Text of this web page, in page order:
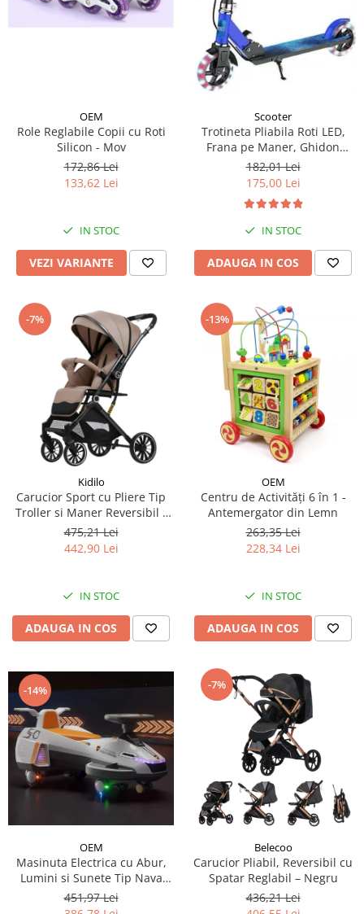
OEM
Role Reglabile Copii cu Roti
Silicon - Mov
172,86 Lei
133,62 Lei
IN STOC
VEZI VARIANTE
Scooter
Trotineta Pliabila Roti LED,
Frana pe Maner, Ghidon
Reglabil - Albastru
182,01 Lei
175,00 Lei
IN STOC
ADAUGA IN COS
-7%
Kidilo
Carucior Sport cu Pliere Tip
Troller si Maner Reversibil -
Bej
475,21 Lei
442,90 Lei
IN STOC
ADAUGA IN COS
-13%
OEM
Centru de Activități 6 în 1 -
Antemergator din Lemn
263,35 Lei
228,34 Lei
IN STOC
ADAUGA IN COS
-14%
OEM
Masinuta Electrica cu Abur,
Lumini si Sunete Tip Nava
Spatiala
451,97 Lei
-7%
Belecoo
Carucior Pliabil, Reversibil cu
Spatar Reglabil – Negru
436,21 Lei